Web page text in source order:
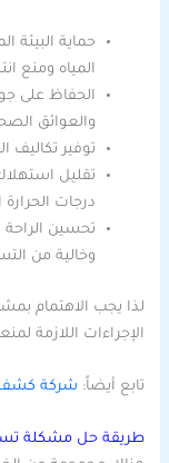
حماية
المياه ومنع
الحفاظ على
والعوائق
توفير تكاليف
تقليل
درجات
تحسين الراحة
وخالية من
لذا يجب الاهتمام
الإجراءات اللازمة
تابع أيضاً: شركة كشف
طريقة حل مشكلة